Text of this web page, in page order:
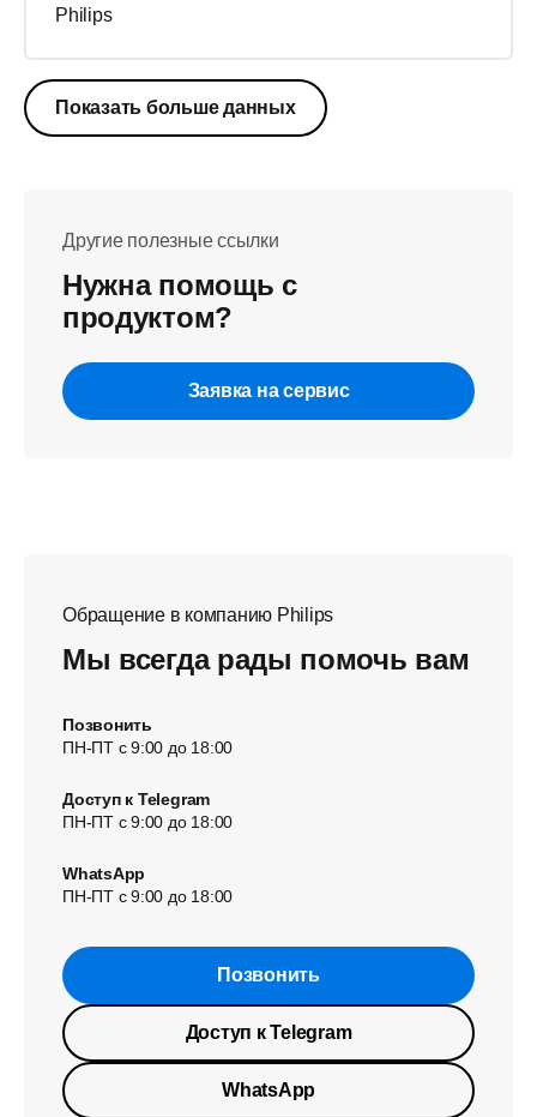
Philips
Показать больше данных
Другие полезные ссылки
Нужна помощь с
продуктом?
Заявка на сервис
Обращение в компанию Philips
Мы всегда рады помочь вам
Позвонить
ПН-ПТ с 9:00 до 18:00
Доступ к Telegram
ПН-ПТ с 9:00 до 18:00
WhatsApp
ПН-ПТ с 9:00 до 18:00
Позвонить
Доступ к Telegram
WhatsApp